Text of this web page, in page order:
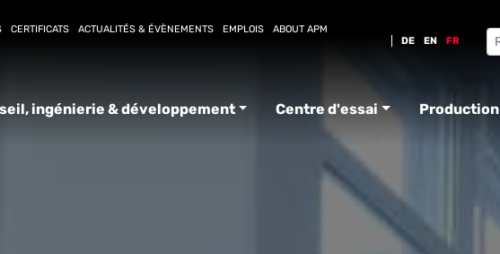
CERTIFICATS ACTUALITÉS & ÉVÈNEMENTS EMPLOIS
ABOUT APM
DE EN FR
ingénierie & développement Centre d'essai Production